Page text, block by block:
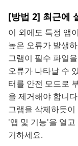
[방법 2] 최근에
이 외에도 특정 앱
높은 오류가 발생
그램이 필수 파일
오류가 나타날 수
터를 안전 모드로
을 제거해야 합니
그램을 삭제하듯
'앱 및 기능'을 열
거하세요.